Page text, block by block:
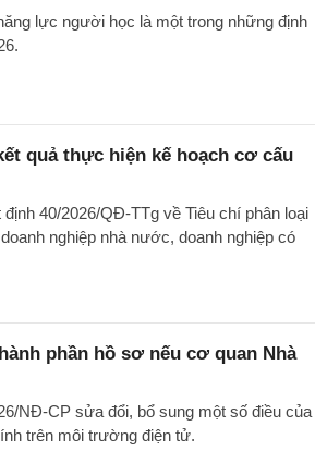
lực người học là một trong những định
quả thực hiện kế hoạch cơ cấu
40/2026/QĐ-TTg về Tiêu chí phân loại
nghiệp nhà nước, doanh nghiệp có
phần hồ sơ nếu cơ quan Nhà
NĐ-CP sửa đổi, bổ sung một số điều của
trên môi trường điện tử.